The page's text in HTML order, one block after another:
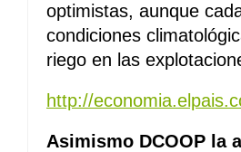
optimistas, aunque
condiciones
riego en las
http://
Asimismo DCOOP la